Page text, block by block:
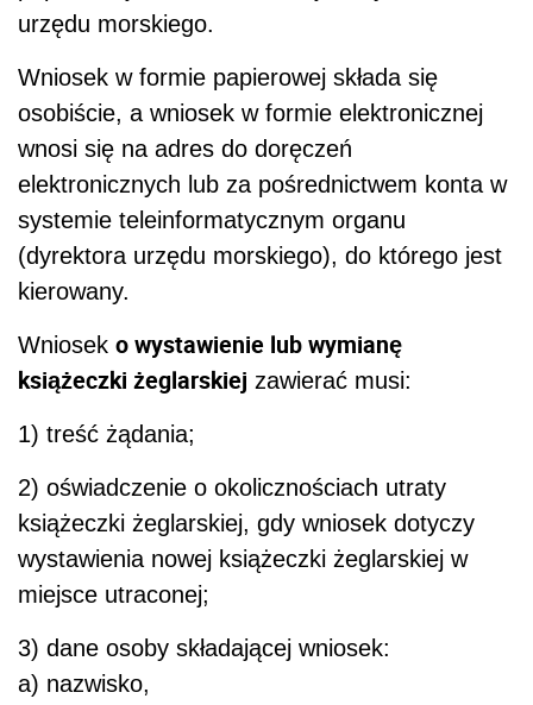
urzędu morskiego.
Wniosek w formie papierowej składa się
osobiście, a wniosek w formie elektronicznej
wnosi się na adres do doręczeń
elektronicznych lub za pośrednictwem konta w
systemie teleinformatycznym organu
(dyrektora urzędu morskiego), do którego jest
kierowany.
Wniosek o wystawienie lub wymianę
książeczki żeglarskiej zawierać musi:
1) treść żądania;
2) oświadczenie o okolicznościach utraty
książeczki żeglarskiej, gdy wniosek dotyczy
wystawienia nowej książeczki żeglarskiej w
miejsce utraconej;
3) dane osoby składającej wniosek:
a) nazwisko,